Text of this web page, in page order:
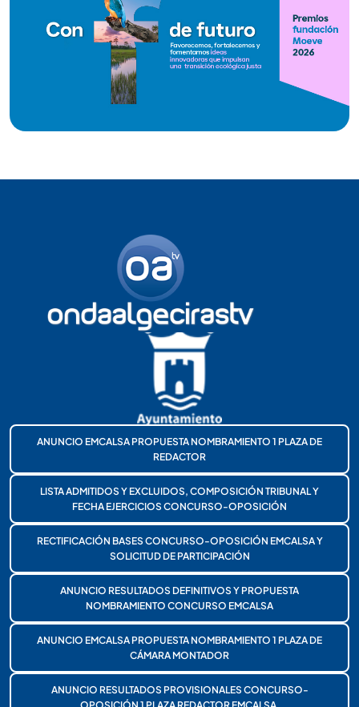
ANUNCIO EMCALSA PROPUESTA NOMBRAMIENTO 1 PLAZA DE
REDACTOR
LISTA ADMITIDOS Y EXCLUIDOS, COMPOSICIÓN TRIBUNAL Y
FECHA EJERCICIOS CONCURSO-OPOSICIÓN
RECTIFICACIÓN BASES CONCURSO-OPOSICIÓN EMCALSA Y
SOLICITUD DE PARTICIPACIÓN
ANUNCIO RESULTADOS DEFINITIVOS Y PROPUESTA
NOMBRAMIENTO CONCURSO EMCALSA
ANUNCIO EMCALSA PROPUESTA NOMBRAMIENTO 1 PLAZA DE
CÁMARA MONTADOR
ANUNCIO RESULTADOS PROVISIONALES CONCURSO-